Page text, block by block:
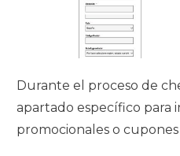
Durante el proceso de
apartado específico para
promocionales o